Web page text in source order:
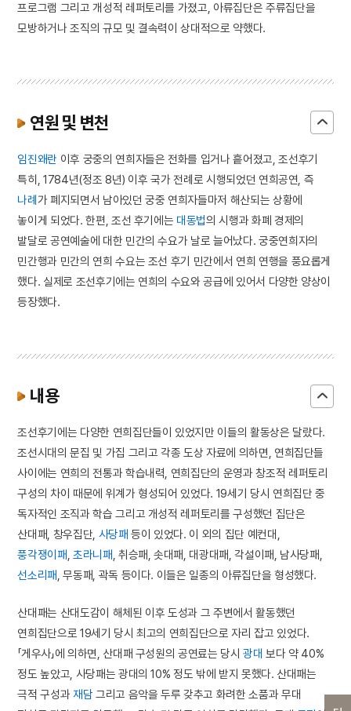
프로그램 그리고 개성적 레퍼토리를 가졌고, 아류집단은 주류집단을
모방하거나 조직의 규모 및 결속력이 상대적으로 약했다.
연원 및 변천
임진왜란 이후 궁중의 연희자들은 전화를 입거나 흩어졌고, 조선후기
특히, 1784년(정조 8년) 이후 국가 전례로 시행되었던 연희공연, 즉
나례가 폐지되면서 남아있던 궁중 연희자들마저 해산되는 상황에
놓이게 되었다. 한편, 조선 후기에는 대동법의 시행과 화폐 경제의
발달로 공연예술에 대한 민간의 수요가 날로 늘어났다. 궁중연희자의
민간행과 민간의 연희 수요는 조선 후기 민간에서 연희 연행을 풍요롭게
했다. 실제로 조선후기에는 연희의 수요와 공급에 있어서 다양한 양상이
등장했다.
내용
조선후기에는 다양한 연희집단들이 있었지만 이들의 활동상은 달랐다.
조선시대의 문집 및 가집 그리고 각종 도상 자료에 의하면, 연희집단들
사이에는 연희의 전통과 학습내력, 연희집단의 운영과 창조적 레퍼토리
구성의 차이 때문에 위계가 형성되어 있었다. 19세기 당시 연희집단 중
독자적인 조직과 학습 그리고 개성적 레퍼토리를 구성했던 집단은
산대패, 창우집단, 사당패 등이 있었다. 이 외의 집단 예컨대,
풍각쟁이패 초라니패 , 취승패, 솟대패, 대광대패, 각설이패, 남사당패,
선소리패 , 무동패, 곽독 등이다. 이들은 일종의 아류집단을 형성했다.
산대패는 산대도감이 해체된 이후 도성과 그 주변에서 활동했던
연희집단으로 19세기 당시 최고의 연희집단으로 자리 잡고 있었다.
「게우사」에 의하면, 산대패 구성원의 공연료는 당시광대 보다 약 40%
정도 높았고, 사당패는 광대의 10% 정도 밖에 받지 못했다. 산대패는
극적 구성과 재담 그리고 음악을 두루 갖추고 화려한 소품과 무대